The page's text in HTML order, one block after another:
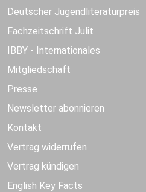
Deutscher Jugendliteraturpreis
Fachzeitschrift Julit
IBBY - Internationales
Mitgliedschaft
Presse
Newsletter abonnieren
Kontakt
Vertrag widerrufen
Vertrag kündigen
English Key Facts